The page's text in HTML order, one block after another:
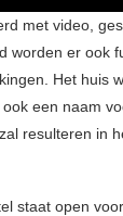
met video,
worden er ook
Het huis
een naam
resulteren in
staat open